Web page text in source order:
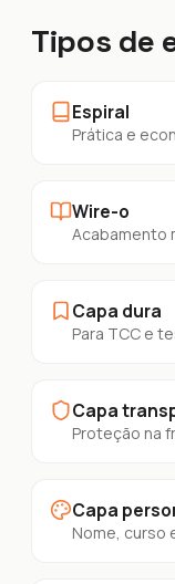
Tipos de
Espiral
Prática e
Wire-o
Acabamento
Capa dura
Para TCC e
Capa
Proteção na
Capa
Nome, curso